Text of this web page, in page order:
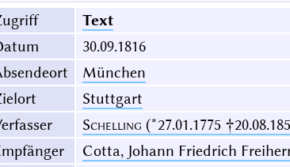
Text
30.09.1816
München
Stuttgart
Schelling (*27.01.1775
Cotta, Johann Friedrich